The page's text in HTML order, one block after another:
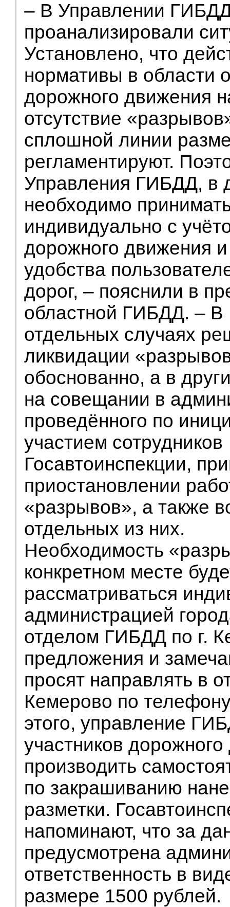
– В Управлении
проанализировали
Установлено, что
нормативы в области
дорожного движения
отсутствие
сплошной линии
регламентируют.
Управления ГИБДД, в
необходимо
индивидуально с
дорожного движения
удобства
дорог, – пояснили в
областной ГИБДД. – В
отдельных случаях
ликвидации
обоснованно, а в
на совещании в
проведённого по
участием сотрудников
Госавтоинспекции,
приостановлении
«разрывов», а также
отдельных из них.
Необходимость
конкретном месте
рассматриваться
администрацией
отделом ГИБДД по г.
предложения и
просят направлять в
Кемерово по
этого, управление
участников
производить
по закрашиванию
разметки.
напоминают, что за
предусмотрена
ответственность в
размере 1500 рублей.